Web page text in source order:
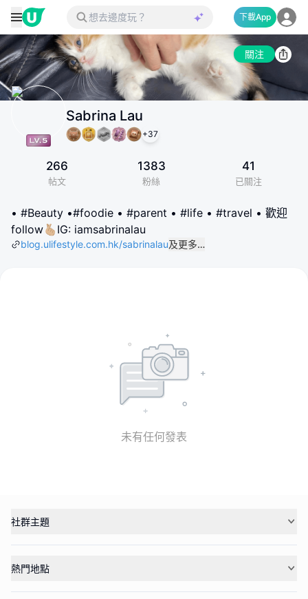
下載App
關注
Sabrina Lau
+37
266
帖文
1383
粉絲
41
已關注
• #Beauty •#foodie • #parent • #life • #travel • 歡迎
follow🫰🏼IG: iamsabrinalau
blog.ulifestyle.com.hk/sabrinalau及更多…
未有任何發表
社群主題
熱門地點